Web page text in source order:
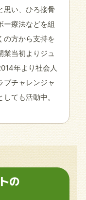
思い、ひろ接骨
ー療法などを組
の方から支持を
業当初よりジュ
年より社会人
ブチャレンジャ
ても活動中。
の